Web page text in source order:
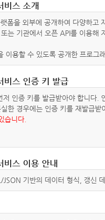
비스 소개
폼을 외부에 공개하여 다양하
는 기관에서 오픈 API를 이용해
이용할 수 있도록 공개한 프로그
비스 인증 키 발급
인증 키를 발급받아야 합니다
한 경우에는 인증 키를 재발급받
습니다.
스 이용 안내
기반의 데이터 형식, 갱신